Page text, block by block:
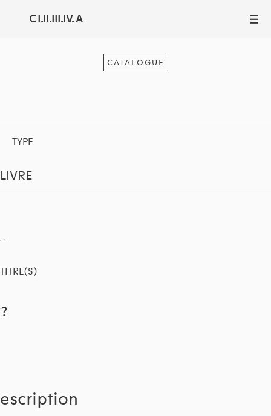
C I.II.III.IV. A III
CATALOGUE
TYPE
LIVRE
TITRE(S)